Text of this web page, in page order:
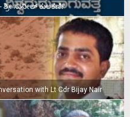
ಶ್ರೀ ಸುನೀಲ್‌ ಕುಲಕರ್ಣಿ
with Lt Cdr Bijay Nair